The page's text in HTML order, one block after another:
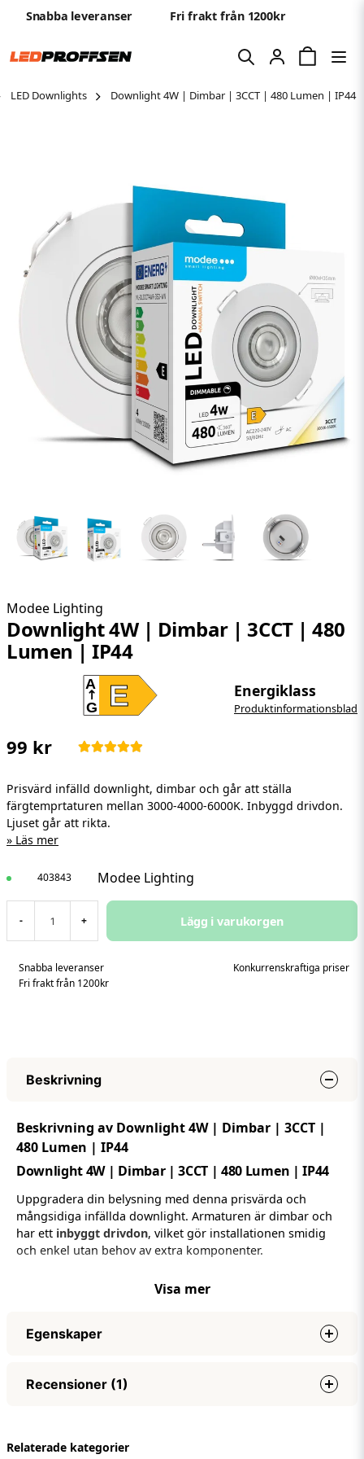
Snabba leveranser Fri frakt från 1200kr
LED Downlights Downlight 4W | Dimbar | 3CCT | 480 Lumen | IP44
Modee Lighting
Downlight 4W | Dimbar | 3CCT | 480
Lumen | IP44
E
A
G
Energiklass
Produktinformationsblad
99 kr
Prisvärd infälld downlight, dimbar och går att ställa
färgtemprtaturen mellan 3000-4000-6000K. Inbyggd drivdon.
Ljuset går att rikta.
Läs mer
403843 Modee Lighting
- + Lägg i varukorgen
Snabba leveranser
Konkurrenskraftiga priser
Fri frakt från 1200kr
Beskrivning
Beskrivning av Downlight 4W | Dimbar | 3CCT |
480 Lumen | IP44
Downlight 4W | Dimbar | 3CCT | 480 Lumen | IP44
Uppgradera din belysning med denna prisvärda och
mångsidiga infällda downlight. Armaturen är dimbar och
har ett inbyggt drivdon, vilket gör installationen smidig
och enkel utan behov av extra komponenter.
kan du skapa rätt stämning för varje tillfälle. Den stilrena
rum, från vardagsrum och kök till kontorsmiljöer.
passar därför utmärkt både i torra rum och i utrymmen
som badrum eller kök. Den stilrena designen smälter
Visa mer
Egenskaper
Lumen per watt
Recensioner (1)
Lena Margareta
Relaterade kategorier